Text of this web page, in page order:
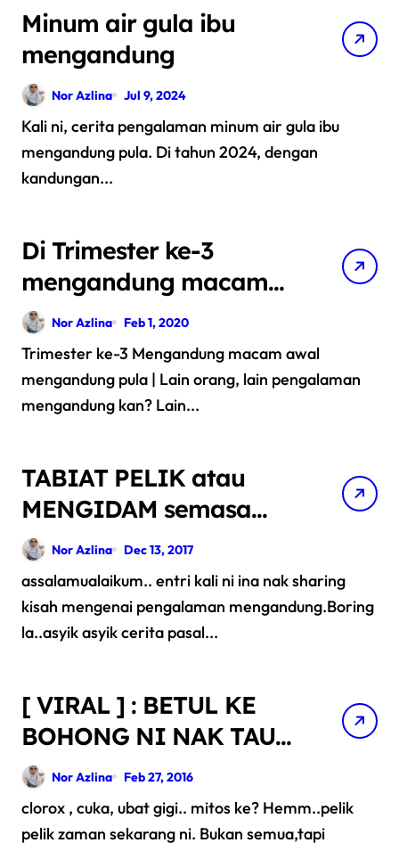
Minum air gula ibu
mengandung
Nor Azlina Jul 9, 2024
Kali ni, cerita pengalaman minum air gula ibu
mengandung pula. Di tahun 2024, dengan
kandungan...
Di Trimester ke-3
mengandung macam
awal mengandung
pula..
Nor Azlina Feb 1, 2020
Trimester ke-3 Mengandung macam awal
mengandung pula | Lain orang, lain pengalaman
mengandung kan? Lain...
TABIAT PELIK atau
MENGIDAM semasa
mengandung
Nor Azlina Dec 13, 2017
assalamualaikum.. entri kali ni ina nak sharing
kisah mengenai pengalaman mengandung.Boring
la..asyik asyik cerita pasal...
[ VIRAL ] : BETUL KE
BOHONG NI NAK TAU
SAMADA
MENGANDUNG ATAU
TAK
Nor Azlina Feb 27, 2016
clorox , cuka, ubat gigi.. mitos ke? Hemm..pelik
pelik zaman sekarang ni. Bukan semua,tapi